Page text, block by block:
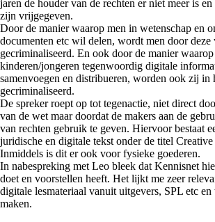
jaren de houder van de rechten er niet meer is
zijn vrijgegeven.
Door de manier waarop men in wetenschap en
documenten etc wil delen, wordt men door deze
gecriminaliseerd. En ook door de manier waarop
kinderen/jongeren tegenwoordig digitale
samenvoegen en distribueren, worden ook zij in
gecriminaliseerd.
De spreker roept op tot tegenactie, niet direct
van de wet maar doordat de makers aan de
van rechten gebruik te geven. Hiervoor bestaat
juridische en digitale tekst onder de titel
Inmiddels is dit er ook voor fysieke goederen.
In nabespreking met Leo bleek dat Kennisnet
doet en voorstellen heeft. Het lijkt me zeer
digitale lesmateriaal vanuit uitgevers, SPL etc
maken.